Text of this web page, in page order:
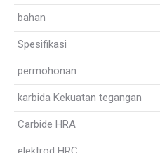
bahan
Spesifikasi
permohonan
karbida Kekuatan tegangan
Carbide HRA